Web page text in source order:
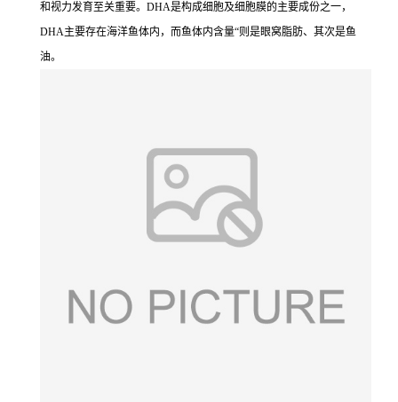
和视力发育至关重要。DHA是构成细胞及细胞膜的主要成份之一，
DHA主要存在海洋鱼体内，而鱼体内含量“则是眼窝脂肪、其次是鱼
油。